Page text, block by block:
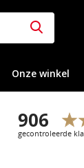
Onze winkel